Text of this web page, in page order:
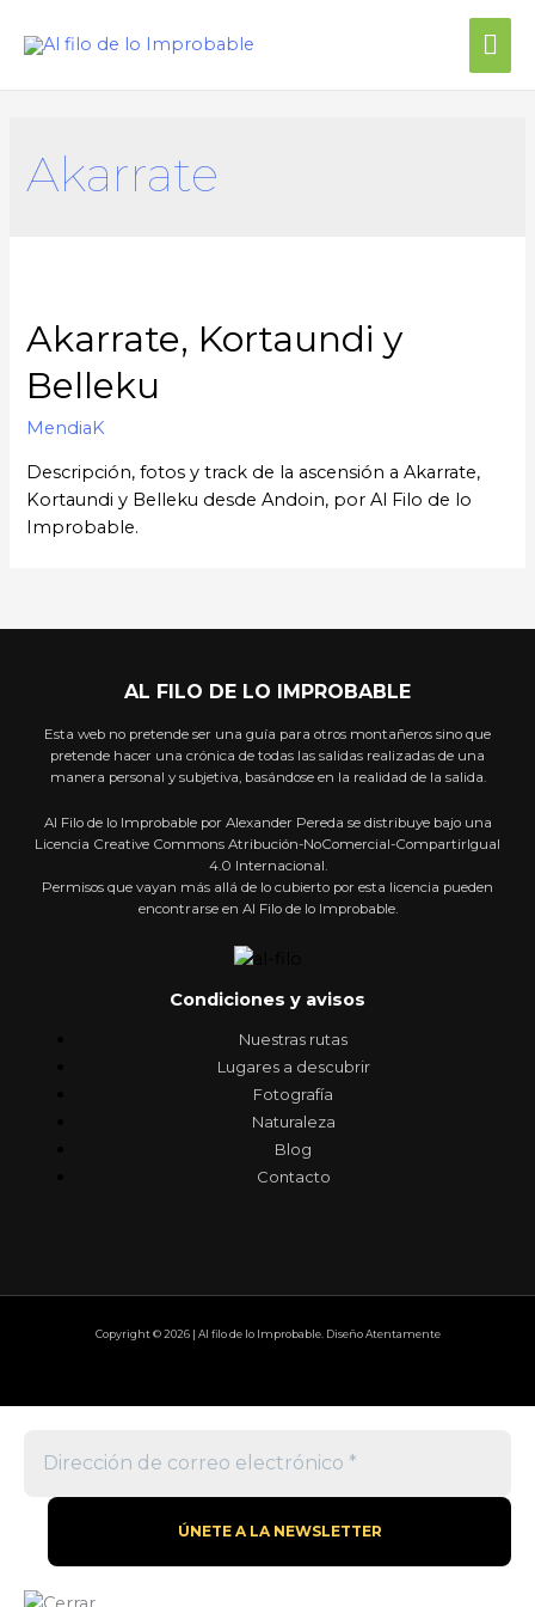
Akarrate
Akarrate, Kortaundi y
Belleku
MendiaK
Descripción, fotos y track de la ascensión a Akarrate,
Kortaundi y Belleku desde Andoin, por Al Filo de lo
Improbable.
AL FILO DE LO IMPROBABLE
Esta web no pretende ser una guía para otros montañeros sino que
pretende hacer una crónica de todas las salidas realizadas de una
manera personal y subjetiva, basándose en la realidad de la salida.
Al Filo de lo Improbable por Alexander Pereda se distribuye bajo una
Licencia Creative Commons Atribución-NoComercial-CompartirIgual
4.0 Internacional.
Permisos que vayan más allá de lo cubierto por esta licencia pueden
encontrarse en Al Filo de lo Improbable.
Condiciones y avisos
Nuestras rutas
Lugares a descubrir
Fotografía
Naturaleza
Blog
Contacto
Copyright © 2026 | Al filo de lo Improbable. Diseño Atentamente